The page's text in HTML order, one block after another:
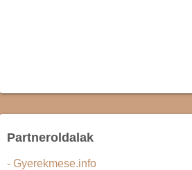
Partneroldalak
- Gyerekmese.info